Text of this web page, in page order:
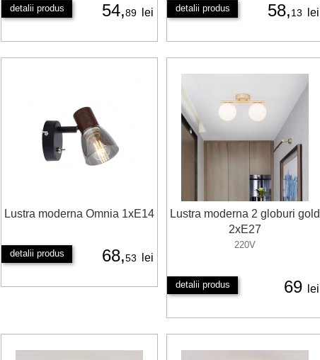
detalii produs 54,89 lei detalii produs 58,13 lei
Lustra moderna Omnia 1xE14
detalii produs 68,53 lei
Lustra moderna 2 globuri gold
2xE27
220V
detalii produs 69 lei